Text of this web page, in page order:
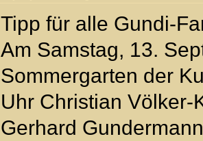
Tipp für alle Gundi-
Am Samstag, 13.
Sommergarten der
Uhr Christian Völker-
Gerhard